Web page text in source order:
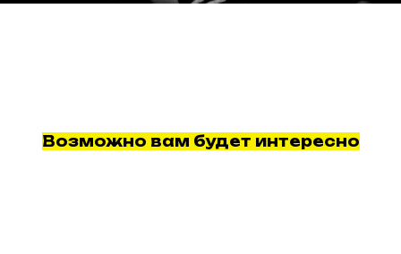
Возможно вам будет интересно